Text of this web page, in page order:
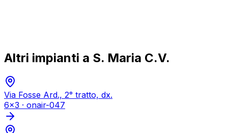
Altri impianti a S. Maria C.V.
Via Fosse Ard., 2° tratto, dx.
6x3 · onair-047